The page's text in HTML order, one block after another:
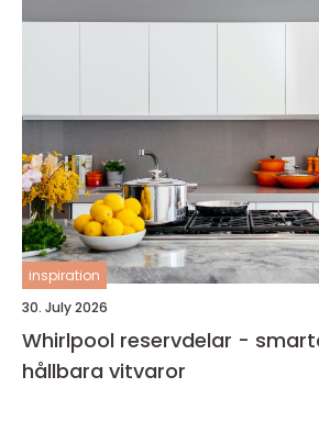
inspiration
30. July 2026
Whirlpool reservdelar -
hållbara vitvaror